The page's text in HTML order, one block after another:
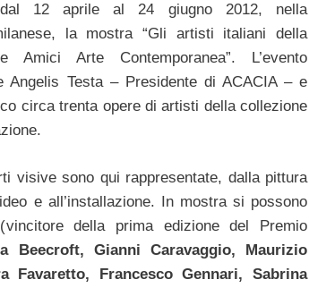
12 aprile al 24 giugno 2012, nella
la mostra “Gli artisti italiani della
Amici Arte Contemporanea”. L’evento
Angelis Testa – Presidente di ACACIA – e
circa trenta opere di artisti della collezione
visive sono qui rappresentate, dalla pittura
e all’installazione. In mostra si possono
della prima edizione del Premio
Beecroft, Gianni Caravaggio, Maurizio
Favaretto, Francesco Gennari, Sabrina